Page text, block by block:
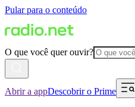
Pular para o conteúdo
O que você quer ouvir?
Abrir a appDescobrir o Prime